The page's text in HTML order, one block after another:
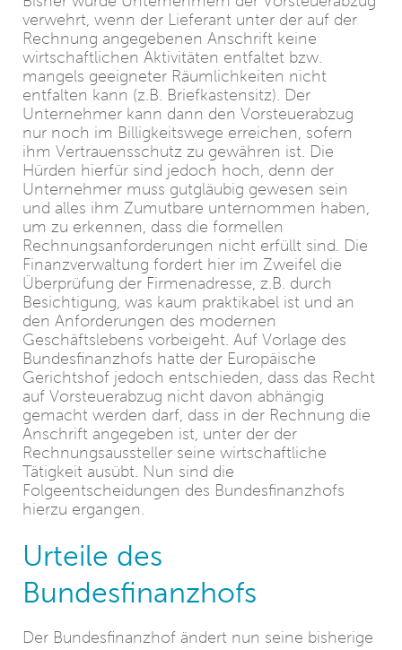
verwehrt, wenn der Lieferant unter der auf der
Rechnung angegebenen Anschrift keine
wirtschaftlichen Aktivitäten entfaltet bzw.
mangels geeigneter Räumlichkeiten nicht
entfalten kann (z.B. Briefkastensitz). Der
Unternehmer kann dann den Vorsteuerabzug
nur noch im Billigkeitswege erreichen, sofern
ihm Vertrauensschutz zu gewähren ist. Die
Hürden hierfür sind jedoch hoch, denn der
Unternehmer muss gutgläubig gewesen sein
und alles ihm Zumutbare unternommen haben,
um zu erkennen, dass die formellen
Rechnungsanforderungen nicht erfüllt sind. Die
Finanzverwaltung fordert hier im Zweifel die
Überprüfung der Firmenadresse, z.B. durch
Besichtigung, was kaum praktikabel ist und an
den Anforderungen des modernen
Geschäftslebens vorbeigeht. Auf Vorlage des
Bundesfinanzhofs hatte der Europäische
Gerichtshof jedoch entschieden, dass das Recht
auf Vorsteuerabzug nicht davon abhängig
gemacht werden darf, dass in der Rechnung die
Anschrift angegeben ist, unter der der
Rechnungsaussteller seine wirtschaftliche
Tätigkeit ausübt. Nun sind die
Folgeentscheidungen des Bundesfinanzhofs
hierzu ergangen.
Urteile des
Bundesfinanzhofs
Der Bundesfinanzhof ändert nun seine bisherige